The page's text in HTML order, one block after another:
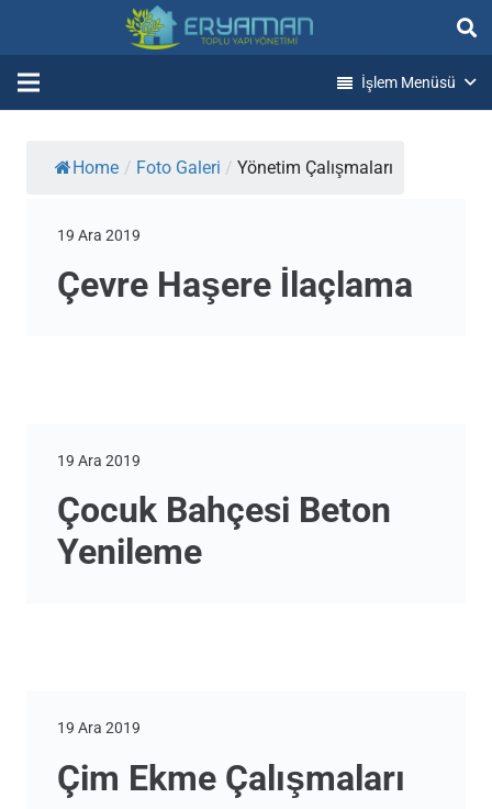
İşlem Menüsü
Home / Foto Galeri / Yönetim Çalışmaları
19 Ara 2019
Çevre Haşere İlaçlama
19 Ara 2019
Çocuk Bahçesi Beton
Yenileme
19 Ara 2019
Çim Ekme Çalışmaları